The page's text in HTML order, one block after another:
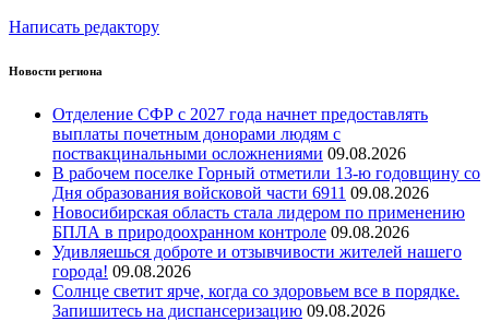
Написать редактору
Новости региона
Отделение СФР с 2027 года начнет предоставлять
выплаты почетным донорами людям с
поствакцинальными осложнениями 09.08.2026
В рабочем поселке Горный отметили 13-ю годовщину со
Дня образования войсковой части 6911 09.08.2026
Новосибирская область стала лидером по применению
БПЛА в природоохранном контроле 09.08.2026
Удивляешься доброте и отзывчивости жителей нашего
города! 09.08.2026
Солнце светит ярче, когда со здоровьем все в порядке.
Запишитесь на диспансеризацию 09.08.2026